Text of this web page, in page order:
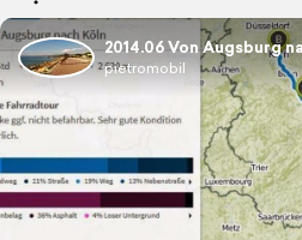
2014.06 Von Augsburg
pietromobil